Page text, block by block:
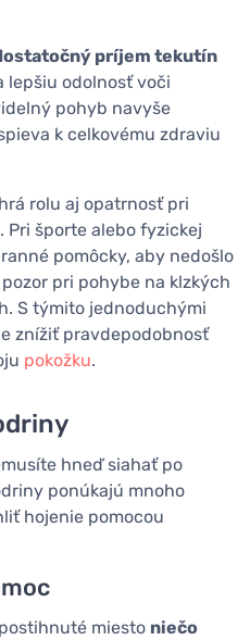
príjem tekutín
lepšiu odolnosť voči
pohyb navyše
k celkovému zdraviu
rolu aj opatrnosť pri
športe alebo fyzickej
pomôcky, aby nedošlo
pri pohybe na klzkých
S týmito jednoduchými
znížiť pravdepodobnosť
pokožku.
hneď siahať po
ponúkajú mnoho
hojenie pomocou
miesto niečo